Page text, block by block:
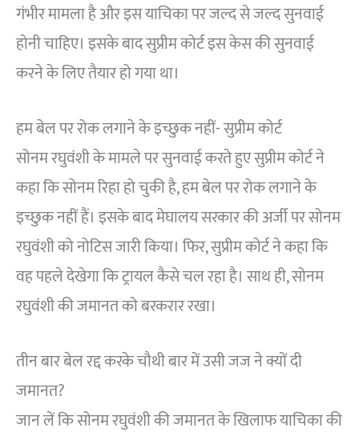
गंभीर मामला है और इस याचिका पर जल्द से जल्द सुनवाई
होनी चाहिए। इसके बाद सुप्रीम कोर्ट इस केस की सुनवाई
करने के लिए तैयार हो गया था।
हम बेल पर रोक लगाने के इच्छुक नहीं- सुप्रीम कोर्ट
सोनम रघुवंशी के मामले पर सुनवाई करते हुए सुप्रीम कोर्ट ने
कहा कि सोनम रिहा हो चुकी है, हम बेल पर रोक लगाने के
इच्छुक नहीं हैं। इसके बाद ⁠मेघालय सरकार की अर्जी पर सोनम
रघुवंशी को नोटिस जारी किया। फिर, ⁠सुप्रीम कोर्ट ने कहा कि
वह पहले देखेगा कि ट्रायल कैसे चल रहा है। साथ ही, सोनम
रघुवंशी की जमानत को बरकरार रखा।
तीन बार बेल रद्द करके चौथी बार में उसी जज ने क्यों दी
जमानत?
जान लें कि सोनम रघुवंशी की जमानत के खिलाफ याचिका की